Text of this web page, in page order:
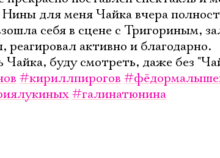
для меня Чайка вчера
себя в сцене с Тригориным,
активно и благодарно.
Чайка, буду смотреть, даже без
#кириллпирогов
#галинатюнина